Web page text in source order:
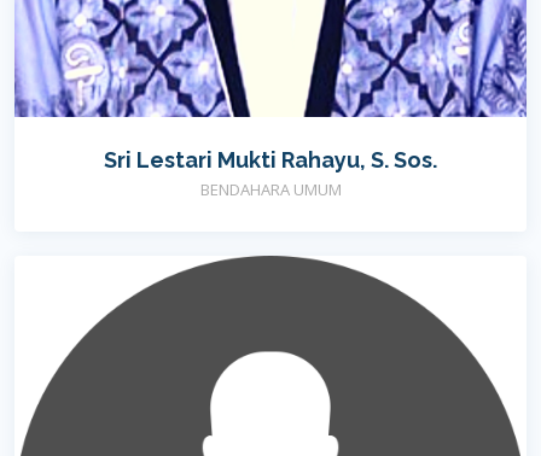
Sri Lestari Mukti Rahayu, S. Sos.
BENDAHARA UMUM